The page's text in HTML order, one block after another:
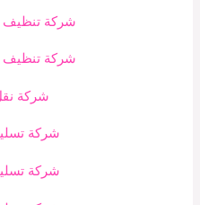
شركة تنظيف
شركة تنظيف
شركة
شركة
شركة